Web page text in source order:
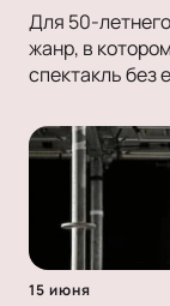
Для 50-
жанр, в
спектакль без
15 июня